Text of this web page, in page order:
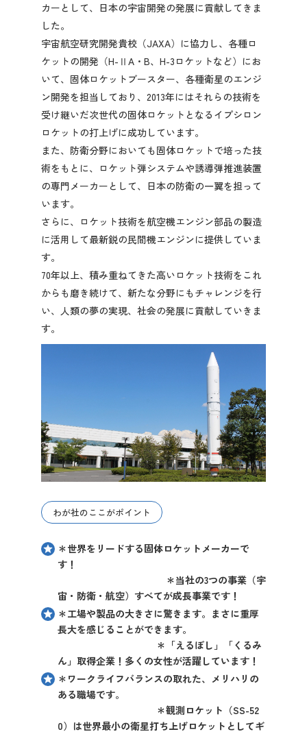
2027年3月卒業予定の方
ぐんま就活ナビについて
会員登録
カーとして、日本の宇宙開発の発展に貢献してきま
した。
宇宙航空研究開発貴校（JAXA）に協力し、各種ロ
ケットの開発（H-ⅡA・B、H-3ロケットなど）にお
いて、固体ロケットブースター、各種衛星のエンジ
ン開発を担当しており、2013年にはそれらの技術を
受け継いだ次世代の固体ロケットとなるイプシロン
ロケットの打上げに成功しています。
また、防衛分野においても固体ロケットで培った技
術をもとに、ロケット弾システムや誘導弾推進装置
の専門メーカーとして、日本の防衛の一翼を担って
います。
さらに、ロケット技術を航空機エンジン部品の製造
に活用して最新鋭の民間機エンジンに提供していま
す。
70年以上、積み重ねてきた高いロケット技術をこれ
からも磨き続けて、新たな分野にもチャレンジを行
い、人類の夢の実現、社会の発展に貢献していきま
す。
わが社のここがポイント
＊世界をリードする固体ロケットメーカーで
す！
＊当社の3つの事業（宇
宙・防衛・航空）すべてが成長事業です！
＊工場や製品の大きさに驚きます。まさに重厚
長大を感じることができます。
＊「えるぼし」「くるみ
ん」取得企業！多くの女性が活躍しています！
＊ワークライフバランスの取れた、メリハリの
ある職場です。
＊観測ロケット（SS-52
0）は世界最小の衛星打ち上げロケットとしてギ